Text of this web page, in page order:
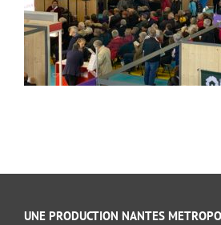
UNE PRODUCTION NANTES